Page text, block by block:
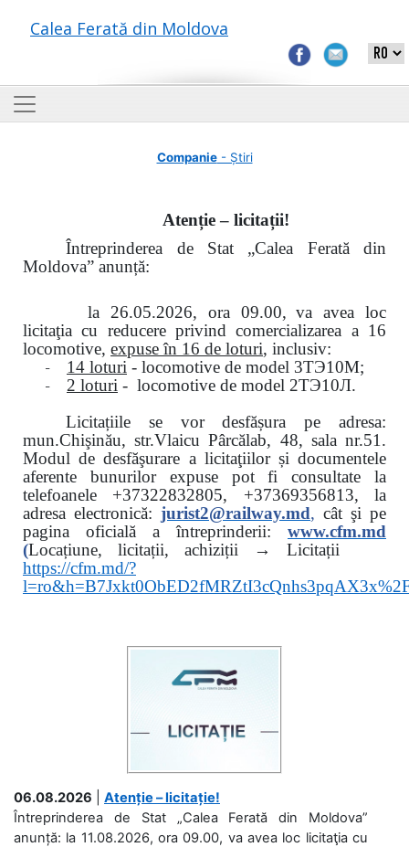
Calea Ferată din Moldova
Companie- Știri
Atenție – licitații!
Întreprinderea de Stat „Calea Ferată din
Moldova” anunță:
la 26.05.2026, ora 09.00, va avea loc
licitaţia cu reducere privind comercializarea a 16
locomotive, expuse în 16 de loturi, inclusiv:
- 14 loturi - locomotive de model 3ТЭ10М;
- 2 loturi - locomotive de model 2ТЭ10Л.
Licitațiile se vor desfășura pe adresa:
mun.Chişinău, str.Vlaicu Pârcălab, 48, sala nr.51.
Modul de desfăşurare a licitaţiilor și documentele
aferente bunurilor expuse pot fi consultate la
telefoanele +37322832805, +37369356813, la
adresa electronică: jurist2@railway.md, cât şi pe
pagina oficială a întreprinderii:
www.cfm.md
(Locațiune, licitații, achiziții → Licitații
https://cfm.md/?
06.08.2026
Atenție – licitație!
Întreprinderea de Stat „Calea Ferată din Moldova”
anunță: la 11.08.2026, ora 09.00, va avea loc licitaţia cu